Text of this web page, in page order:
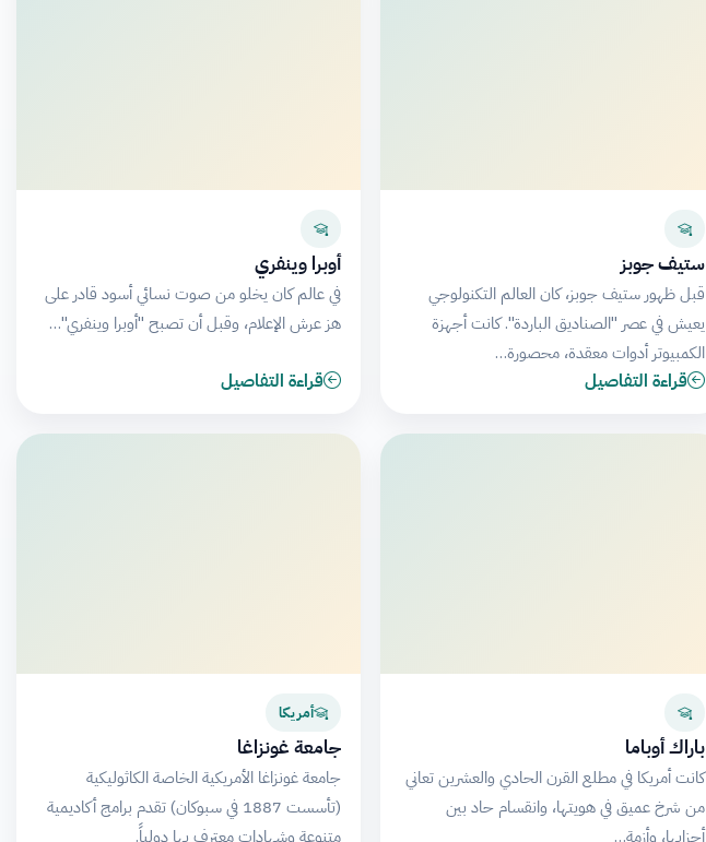
ستيف جوبز
قبل ظهور ستيف جوبز، كان العالم التكنولوجي
يعيش في عصر "الصناديق الباردة". كانت أجهزة
الكمبيوتر أدوات معقدة، محصورة…
قراءة التفاصيل
أوبرا وينفري
في عالم كان يخلو من صوت نسائي أسود قادر على
هز عرش الإعلام، وقبل أن تصبح "أوبرا وينفري"…
قراءة التفاصيل
باراك أوباما
كانت أمريكا في مطلع القرن الحادي والعشرين تعاني
من شرخ عميق في هويتها، وانقسام حاد بين
أحزابها، وأزمة…
أمريكا
جامعة غونزاغا
جامعة غونزاغا الأمريكية الخاصة الكاثوليكية
(تأسست 1887 في سبوكان) تقدم برامج أكاديمية
متنوعة وشهادات معترف بها دولياً.